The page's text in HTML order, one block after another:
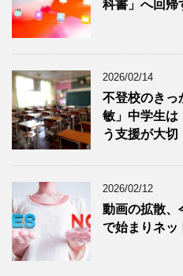
科書」へ回帰
2026/02/14
不登校のきっ
敏」中学生
う支援が大切
2026/02/12
動画の拡散、
で始まりネッ